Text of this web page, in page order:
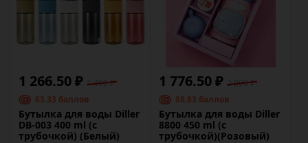
1 266.50 ₽ 1 490 ₽
63.33 баллов
Бутылка для воды Diller
DB-003 400 ml (с
трубочкой) (Белый)
1 776.50 ₽ 2 090 ₽
88.83 баллов
Бутылка для воды Diller
8800 450 ml (с
трубочкой)(Розовый)